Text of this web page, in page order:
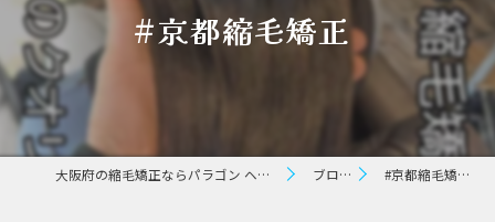
#京都縮毛矯正 ⁡
大阪府の縮毛矯正ならパラゴン ヘアー ブログ #京都縮毛矯正 ⁡